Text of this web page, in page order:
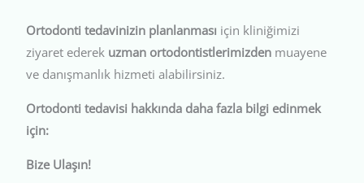
Ortodonti tedavinizin planlanması için kliniğimizi
ziyaret ederek uzman ortodontistlerimizden muayene
ve danışmanlık hizmeti alabilirsiniz.
Ortodonti tedavisi hakkında daha fazla bilgi edinmek
için:
Bize Ulaşın!